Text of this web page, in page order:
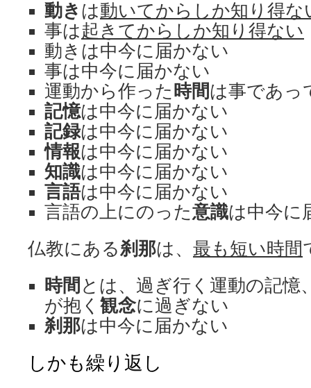
動き は動いてからしか知り得な
事は起きてからしか知り得ない
動きは中今に届かない
事は中今に届かない
運動から作った 時間は事であっ
記憶は中今に届かない
記録は中今に届かない
情報は中今に届かない
知識は中今に届かない
言語は中今に届かない
言語の上にのった意識は中今に
仏教にある刹那は、 最も短い時間
時間 とは、過ぎ行く運動の記憶
が抱く 観念に過ぎない
刹那は中今に届かない
しかも繰り返し